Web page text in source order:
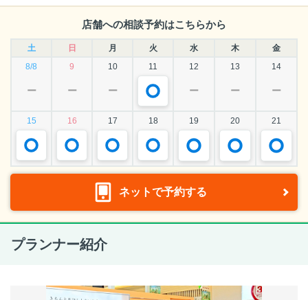
店舗への相談予約はこちらから
土 日 月 火 水 木
金
8/8
9 10 11 12 13 14
ー ー ー ー ー ー
15 16 17 18 19 20 21
ネットで予約する
プランナー紹介